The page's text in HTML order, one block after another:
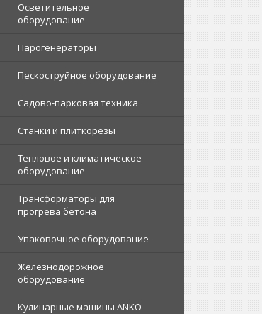
Осветительное
оборудование
Парогенераторы
Пескоструйное оборудование
Садово-парковая техника
Станки и плиткорезы
Тепловое и климатическое
оборудование
Трансформаторы для
прогрева бетона
Упаковочное оборудование
Железнодорожное
оборудование
Кулинарные машины ANKO